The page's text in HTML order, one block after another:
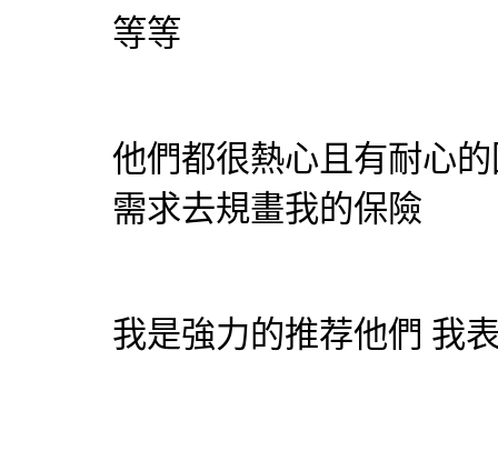
等等
他們都很熱心且有耐心
需求去規畫我的保險
我是強力的推荐他們 我